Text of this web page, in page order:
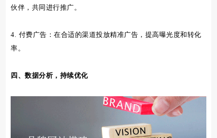
伙伴，共同进行推广。
4. 付费广告：在合适的渠道投放精准广告，提高曝光度和转化
率。
四、数据分析，持续优化